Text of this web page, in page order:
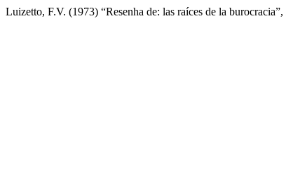
Luizetto, F.V. (1973) “Resenha de: las raíces de la burocracia”,